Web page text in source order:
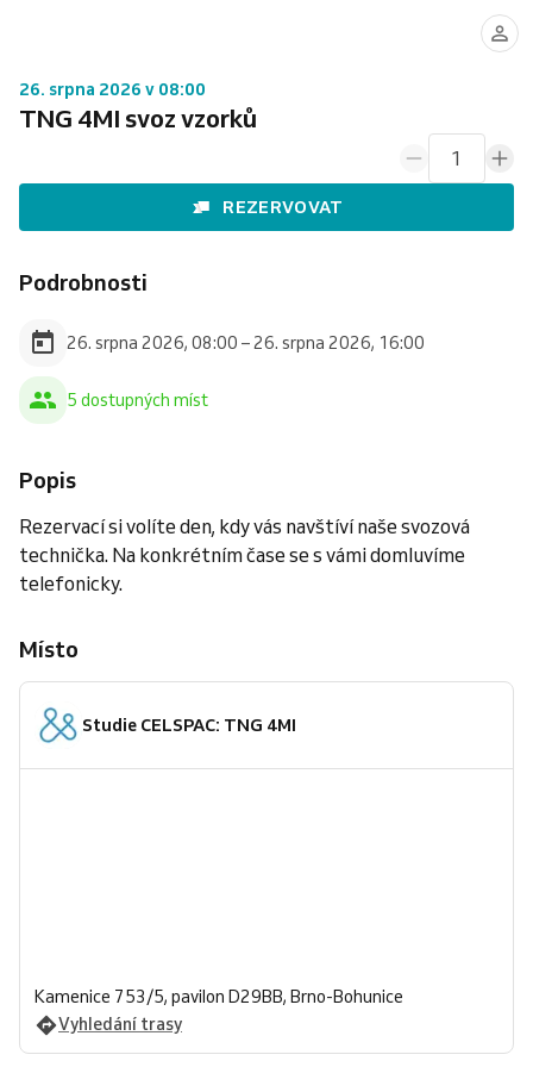
26. srpna 2026 v 08:00
TNG 4MI svoz vzorků
1
REZERVOVAT
Podrobnosti
26. srpna 2026, 08:00 – 26. srpna 2026, 16:00
5 dostupných míst
Popis
Rezervací si volíte den, kdy vás navštíví naše svozová
technička. Na konkrétním čase se s vámi domluvíme
telefonicky.
Místo
Studie CELSPAC: TNG 4MI
Kamenice 753/5, pavilon D29BB, Brno-Bohunice
Vyhledání trasy